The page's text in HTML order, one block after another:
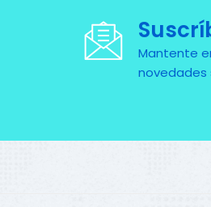
Mantente
novedades